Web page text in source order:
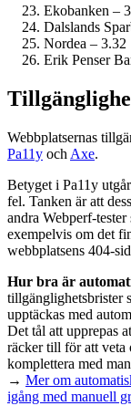
Ekobanken –
Dalslands
Nordea – 3.32
Erik Penser
Webbplatsernas
Pa11y och Axe.
Betyget i Pa11y
fel. Tanken är att
andra Webperf-
exempelvis om det
webbplatsens 404-
Hur bra är
tillgänglighets­brister
upptäckas med
Det tål att upprepas
räcker till för att veta
komplettera med
→ Mer om
igång med manuell